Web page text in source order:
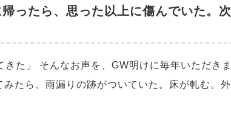
ったら、思った以上に傷んでいた。次
た」 そんなお声を、GW明けに毎年いただきま
たら、雨漏りの跡がついていた。床が軋む。外